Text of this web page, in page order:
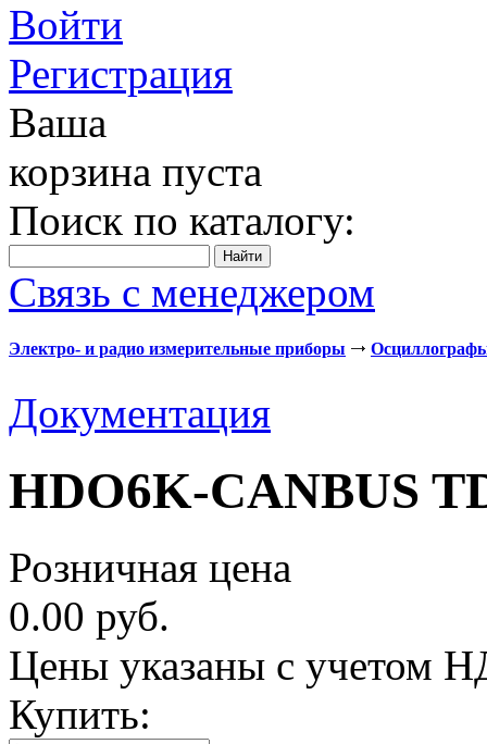
Войти
Регистрация
Ваша
корзина пуста
Поиск по каталогу:
Связь с менеджером
Электро- и радио измерительные приборы
Документация
HDO6K-CANBUS
Розничная цена
0.00 руб.
Цены указаны с учетом
Купить: